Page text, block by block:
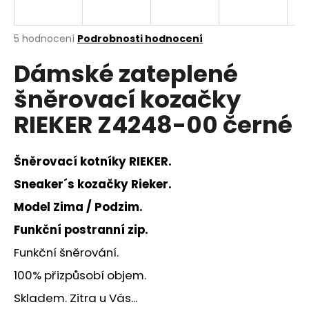
Průměrné
produktu
je
4,6
z
5
hvězdiček.
5 hodnocení Podrobnosti hodnocení
Dámské zateplené
šněrovací kozačky
RIEKER Z4248-00 černé
Šněrovací kotníky RIEKER.
Sneaker´s kozačky Rieker.
Model Zima / Podzim.
Funkční postranní zip.
Funkční šněrování.
100% přizpůsobí objem.
Skladem. Zitra u Vás...
j
t
?
HLEDAT
o
p
r
u